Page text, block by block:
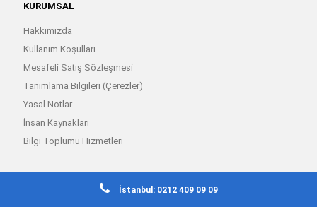
KURUMSAL
Hakkımızda
Kullanım Koşulları
Mesafeli Satış Sözleşmesi
Tanımlama Bilgileri (Çerezler)
Yasal Notlar
İnsan Kaynakları
Bilgi Toplumu Hizmetleri
İstanbul: 0212 409 09 09